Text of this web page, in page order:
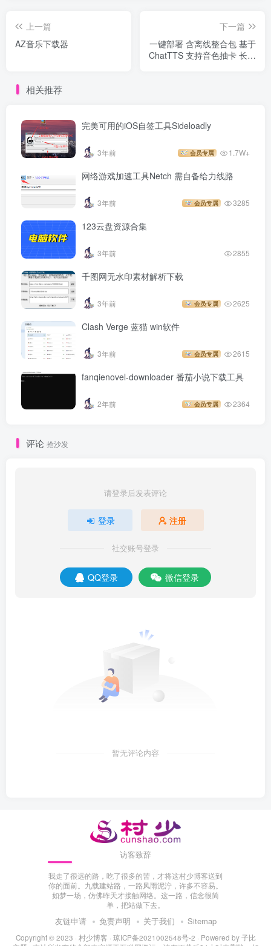
上一篇
AZ音乐下载器
下一篇
一键部署 含离线整合包 基于
ChatTTS 支持音色抽卡 长音
相关推荐
完美可用的iOS自签工具Sideloadly
3年前 会员专属 1.7W+
网络游戏加速工具Netch 需自备给力线路
3年前 会员专属 3285
123云盘资源合集
3年前 2855
千图网无水印素材解析下载
3年前 会员专属 2625
Clash Verge 蓝猫 win软件
3年前 会员专属 2615
fanqienovel-downloader 番茄小说下载工具
2年前 会员专属 2364
评论 抢沙发
请登录后发表评论
登录 注册
社交账号登录
QQ登录 微信登录
暂无评论内容
访客致辞
我走了很远的路，吃了很多的苦，才将这村少博客送到
你的面前。九载建站路，一路风雨泥泞，许多不容易。
如梦一场，仿佛昨天才接触网络。这一路，信念很简
单，把站做下去。
友链申请 免责声明 关于我们 Sitemap
Copyright © 2023 · 村少博客 · 琼ICP备2021002548号-2 · Powered by子比